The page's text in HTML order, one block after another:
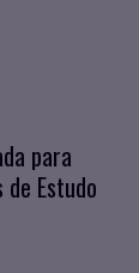
para
Estudo